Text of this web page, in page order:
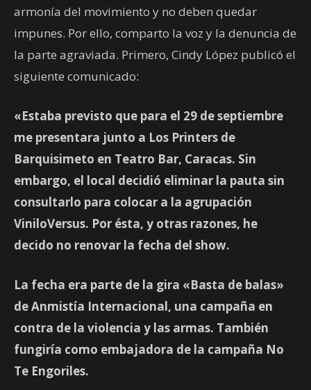
armonía del movimiento y no deben quedar
impunes. Por ello, comparto la voz y la denuncia de
la parte agraviada. Primero, Cindy López publicó el
siguiente comunicado:
«Estaba previsto que para el 29 de septiembre
me presentara junto a Los Printers de
Barquisimeto en Teatro Bar, Caracas. Sin
embargo, el local decidió eliminar la pauta sin
consultarlo para colocar a la agrupación
ViniloVersus. Por ésta, y otras razones, he
decido no renovar la fecha del show.
La fecha era parte de la gira «Basta de balas»
de Anmistía Internacional, una campaña en
contra de la violencia y las armas. También
fungiría como embajadora de la campaña No
Te Engoriles.